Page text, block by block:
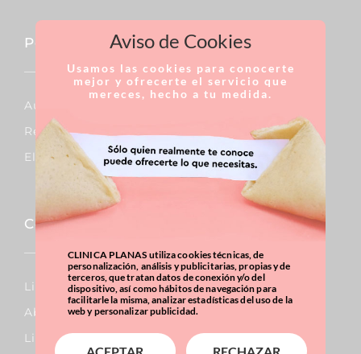
Pecho
Aumento De Pecho
Reducción De Pecho
Elevación De Pecho
Corporal
Lipo Vaser
Abdominoplastia
Liposucción
Aviso de Cookies
Usamos las cookies para conocerte
mejor y ofrecerte el servicio que
mereces, hecho a tu medida.
CLINICA PLANAS utiliza cookies técnicas, de
personalización, análisis y publicitarias, propias y de
terceros, que tratan datos de conexión y/o del
dispositivo, así como hábitos de navegación para
facilitarle la misma, analizar estadísticas del uso de la
web y personalizar publicidad.